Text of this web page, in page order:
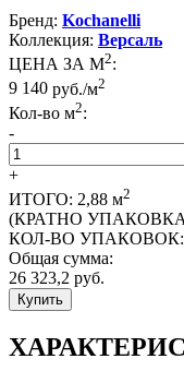
Бренд: Kochanelli
Коллекция: Версаль
ЦЕНА ЗА М2:
9 140 руб./м2
Кол-во м2:
-
+
ИТОГО: 2,88 м2
(КРАТНО
КОЛ-ВО УПАКОВОК:
Общая сумма:
26 323,2 руб.
Купить